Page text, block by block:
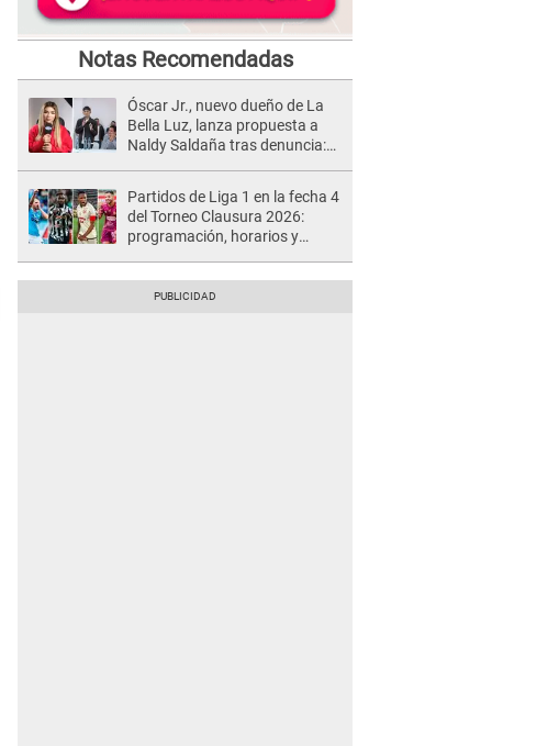
Notas Recomendadas
Óscar Jr., nuevo dueño de La
Bella Luz, lanza propuesta a
Naldy Saldaña tras denuncia:
Partidos de Liga 1 en la fecha 4
del Torneo Clausura 2026:
programación, horarios y